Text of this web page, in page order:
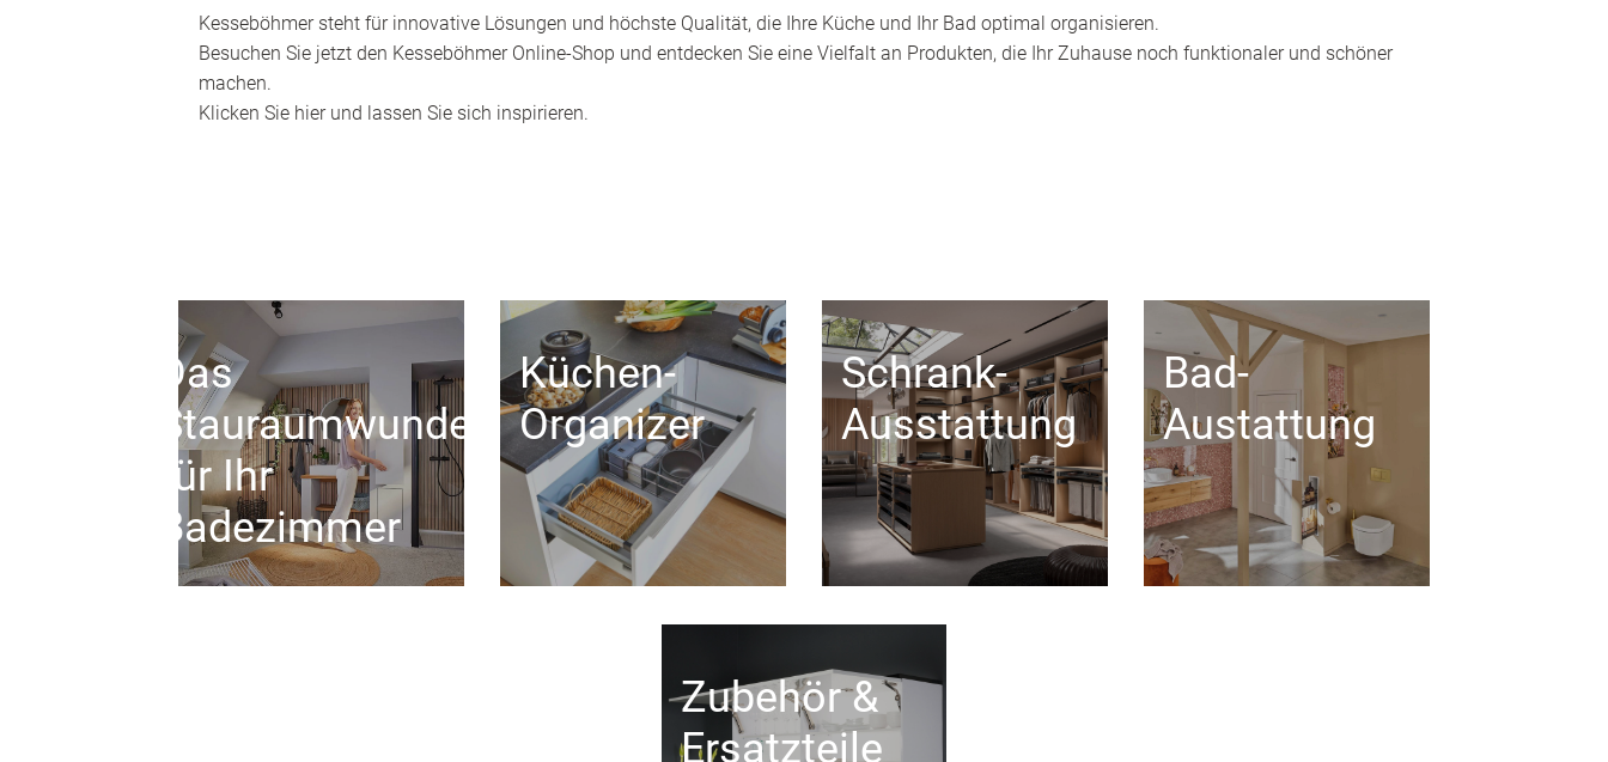
Kesseböhmer steht für innovative Lösungen und höchste Qualität, die Ihre Küche und Ihr Bad optimal organisieren.
Besuchen Sie jetzt den Kesseböhmer Online-Shop und entdecken Sie eine Vielfalt an Produkten, die Ihr Zuhause noch funktionaler und schöner
machen.
Klicken Sie hier und lassen Sie sich inspirieren.
Das
Stauraumwunder
für Ihr
Badezimmer
Küchen-
Organizer
Schrank-
Ausstattung
Bad-
Austattung
Zubehör &
Ersatzteile